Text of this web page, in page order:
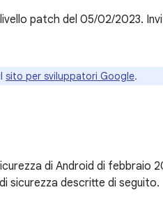
patch del 05/02/2023.
sito per sviluppatori Google.
di Android di febbraio
sicurezza descritte di seguito.